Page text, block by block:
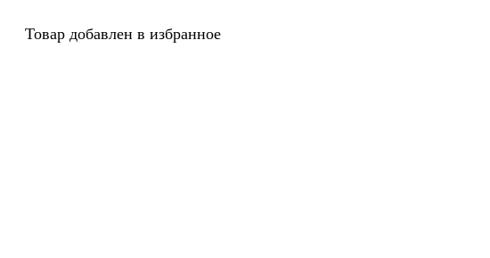
Товар добавлен в избранное